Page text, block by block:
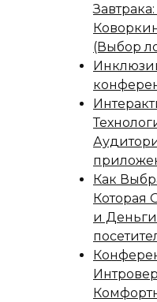
(Выбор
Как
Которая
и